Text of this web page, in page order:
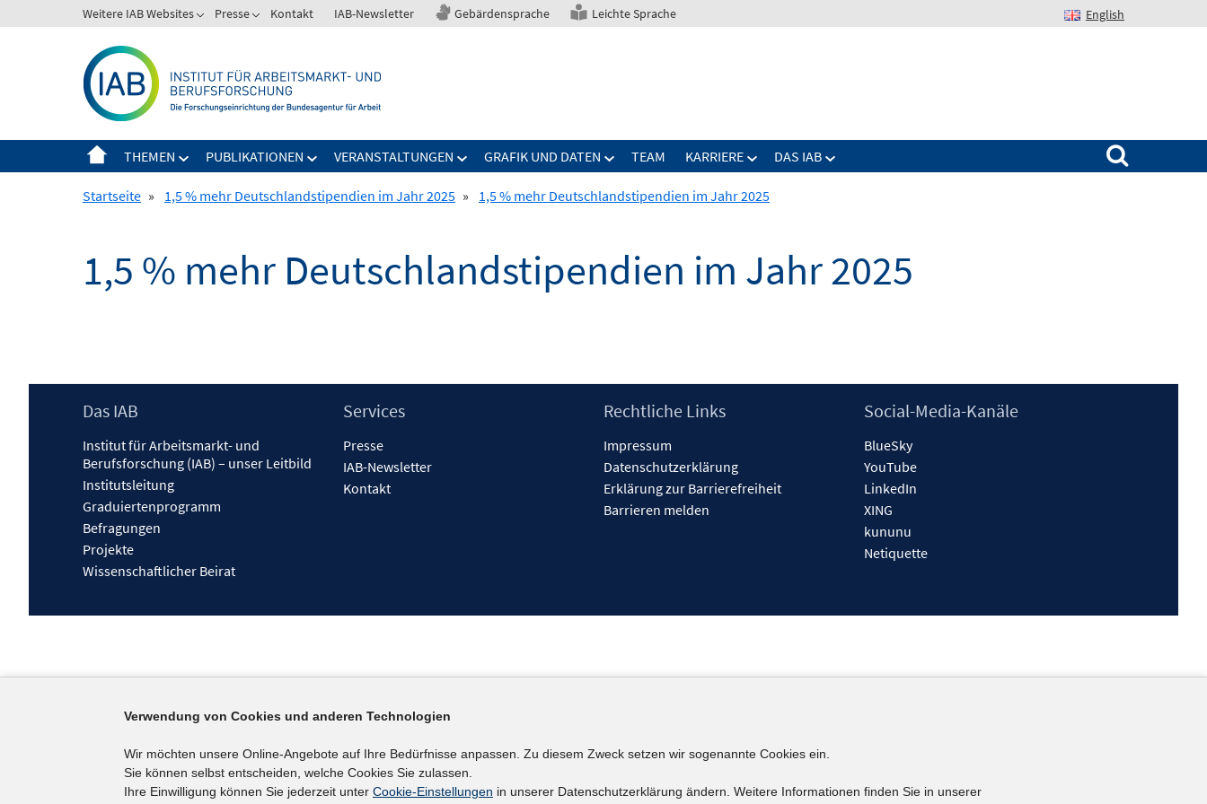
zum
Weitere IAB Websites Presse Kontakt IAB-Newsletter Gebärdensprache Leichte Sprache English
THEMEN PUBLIKATIONEN VERANSTALTUNGEN GRAFIK UND DATEN TEAM KARRIERE DAS IAB
Suchen nach:
Startseite » 1,5 % mehr Deutschlandstipendien im Jahr 2025 » 1,5 % mehr Deutschlandstipendien im Jahr 2025
1,5 % mehr Deutschlandstipendien im Jahr 2025
Footer
Das IAB
Institut für Arbeitsmarkt- und
Berufsforschung (IAB) – unser Leitbild
Institutsleitung
Graduiertenprogramm
Befragungen
Projekte
Wissenschaftlicher Beirat
Services
Presse
IAB-Newsletter
Kontakt
Rechtliche Links
Impressum
Datenschutzerklärung
Erklärung zur Barrierefreiheit
Barrieren melden
Social-Media-Kanäle
BlueSky
YouTube
LinkedIn
XING
kununu
Netiquette
Verwendung von Cookies und anderen Technologien
Wir möchten unsere Online-Angebote auf Ihre Bedürfnisse anpassen. Zu diesem Zweck setzen wir sogenannte Cookies ein.
Sie können selbst entscheiden, welche Cookies Sie zulassen.
Ihre Einwilligung können Sie jederzeit unter Cookie-Einstellungen in unserer Datenschutzerklärung ändern. Weitere Informationen finden Sie in unserer